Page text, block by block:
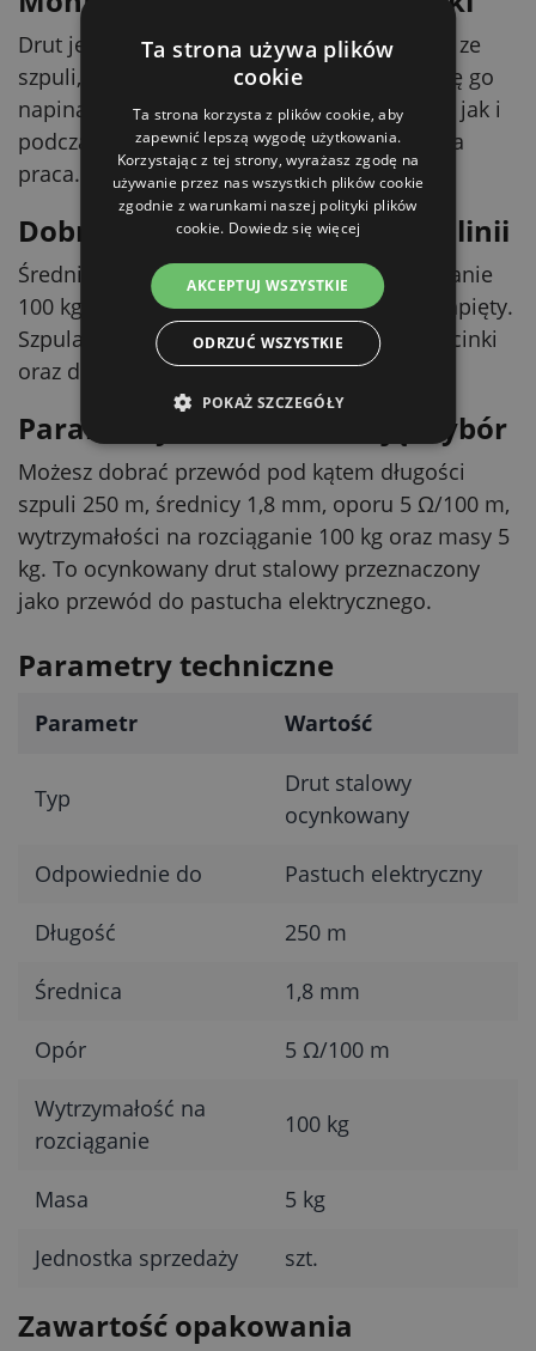
Drut jest elastyczny, więc łatwiej się rozwija ze
szpuli, prowadzi przez izolatory i prościej się go
napina. Docenisz to zarówno przy budowie, jak i
podczas napraw, gdy liczy się szybka i czysta
praca.
Dobrze trzyma naciąg na całej linii
Średnica 1,8 mm i wytrzymałość na rozciąganie
100 kg pomagają utrzymać drut stabilnie napięty.
Szpula 250 m jest praktyczna na dłuższe odcinki
oraz do ciągłych, stałych ogrodzeń.
Parametry, które ułatwiają wybór
Możesz dobrać przewód pod kątem długości
szpuli 250 m, średnicy 1,8 mm, oporu 5 Ω/100 m,
wytrzymałości na rozciąganie 100 kg oraz masy 5
kg. To ocynkowany drut stalowy przeznaczony
jako przewód do pastucha elektrycznego.
Parametry techniczne
Parametr Wartość
Typ
Drut stalowy
ocynkowany
Odpowiednie do Pastuch elektryczny
Długość 250 m
Średnica 1,8 mm
Opór 5 Ω/100 m
Wytrzymałość na
rozciąganie
100 kg
Masa 5 kg
Jednostka sprzedaży szt.
Zawartość opakowania
Ta strona używa plików
cookie
Ta strona korzysta z plików cookie, aby
zapewnić lepszą wygodę użytkowania.
Korzystając z tej strony, wyrażasz zgodę na
używanie przez nas wszystkich plików cookie
zgodnie z warunkami naszej polityki plików
cookie. Dowiedz się więcej
AKCEPTUJ WSZYSTKIE
ODRZUĆ WSZYSTKIE
POKAŻ SZCZEGÓŁY